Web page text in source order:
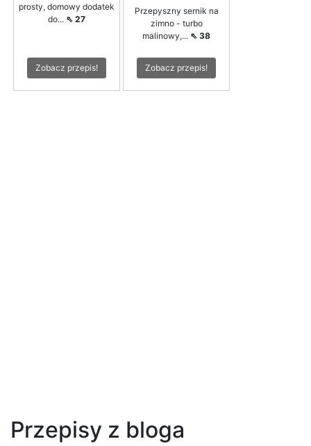
prosty, domowy dodatek
do... ⇖ 27
Zobacz przepis!
Przepyszny sernik na
zimno - turbo
malinowy,... ⇖ 38
Zobacz przepis!
Przepisy z bloga